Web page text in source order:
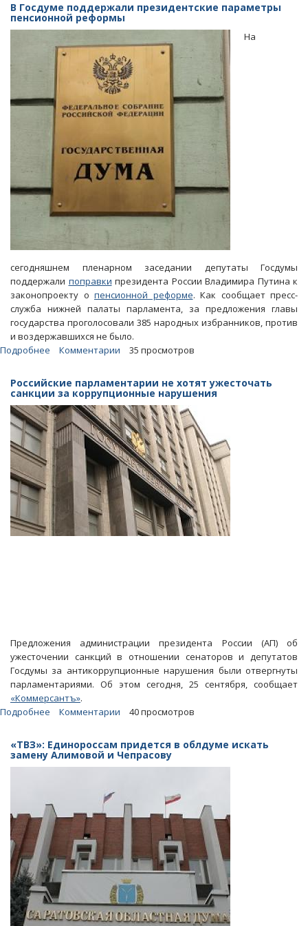
закон
о
повышении
пенсионного
возраста
стране
В Госдуме поддержали президентские параметры
пенсионной реформы
На
сегодняшнем пленарном заседании депутаты Госдумы
поддержали поправки президента России Владимира Путина к
законопроекту о пенсионной реформе. Как сообщает пресс-
служба нижней палаты парламента, за предложения главы
государства проголосовали 385 народных избранников, против
и воздержавшихся не было.
Подробнее
поддержали
президентские
параметры
пенсионной
реформы
Комментарии 35 просмотров
Российские парламентарии не хотят ужесточать
санкции за коррупционные нарушения
Предложения администрации президента России (АП) об
ужесточении санкций в отношении сенаторов и депутатов
Госдумы за антикоррупционные нарушения были отвергнуты
парламентариями. Об этом сегодня, 25 сентября, сообщает
«Коммерсантъ».
Подробнее
парламентарии
не
хотят
за
коррупционные
нарушения
Комментарии 40 просмотров
«ТВЗ»: Единороссам придется в облдуме искать
замену Алимовой и Чепрасову